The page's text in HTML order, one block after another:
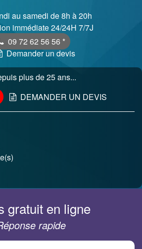
au samedi de 8h à 20h
immédiate 24/24H 7/7J
09 72 62 56 56 *
Demander un devis
plus de 25 ans...
DEMANDER UN DEVIS
gratuit en ligne
rapide